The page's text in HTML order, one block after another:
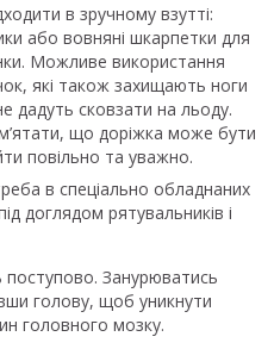
в зручному взутті:
або вовняні шкарпетки для
Можливе використання
які також захищають ноги
дадуть сковзати на льоду.
що доріжка може бути
повільно та уважно.
в спеціально обладнаних
доглядом рятувальників і
Занурюватись
голову, щоб уникнути
головного мозку.